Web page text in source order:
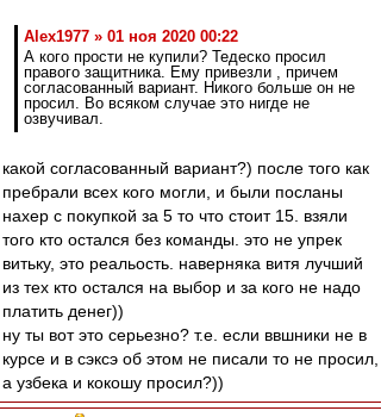
Alex1977 » 01 ноя 2020 00:22
А кого прости не купили? Тедеско просил
правого защитника. Ему привезли , причем
согласованный вариант. Никого больше он не
просил. Во всяком случае это нигде не
озвучивал.
какой согласованный вариант?) после того как
пребрали всех кого могли, и были посланы
нахер с покупкой за 5 то что стоит 15. взяли
того кто остался без команды. это не упрек
витьку, это реальость. наверняка витя лучший
из тех кто остался на выбор и за кого не надо
платить денег))
ну ты вот это серьезно? т.е. если ввшники не в
курсе и в сэксэ об этом не писали то не просил,
а узбека и кокошу просил?))